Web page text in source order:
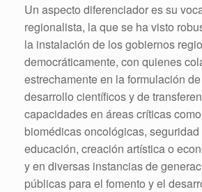
Un aspecto diferenciador es su
regionalista, la que se ha visto
la instalación de los gobiernos
democráticamente, con quienes
estrechamente en la formulación
desarrollo científicos y de
capacidades en áreas críticas
biomédicas oncológicas,
educación, creación artística o
y en diversas instancias de
públicas para el fomento y el